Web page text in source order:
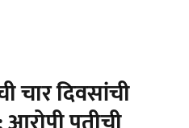
चार दिवसांची